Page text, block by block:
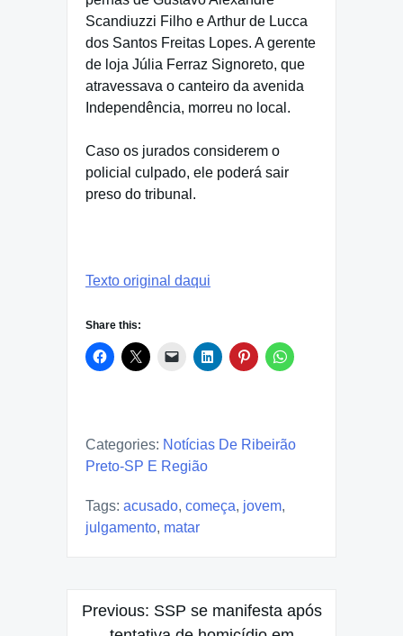
Scandiuzzi Filho e Arthur de Lucca
dos Santos Freitas Lopes. A gerente
de loja Júlia Ferraz Signoreto, que
atravessava o canteiro da avenida
Independência, morreu no local.
Caso os jurados considerem o
policial culpado, ele poderá sair
preso do tribunal.
Texto original daqui
Share this:
Categories: Notícias De Ribeirão
Preto-SP E Região
Tags: acusado, começa, jovem,
julgamento, matar
Post
Previous: SSP se manifesta após